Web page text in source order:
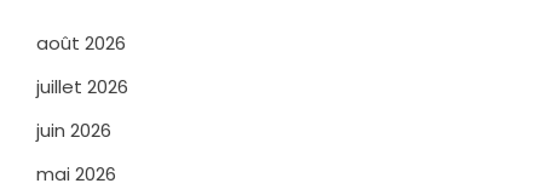
août 2026
juillet 2026
juin 2026
mai 2026